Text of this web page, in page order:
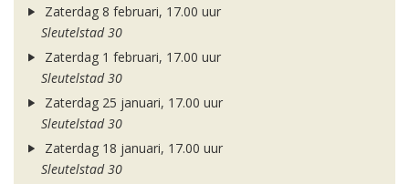
Zaterdag 8 februari, 17.00 uur
Sleutelstad 30
Zaterdag 1 februari, 17.00 uur
Sleutelstad 30
Zaterdag 25 januari, 17.00 uur
Sleutelstad 30
Zaterdag 18 januari, 17.00 uur
Sleutelstad 30